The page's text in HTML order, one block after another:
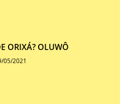
ORIXÁ? OLUWÔ
05/2021